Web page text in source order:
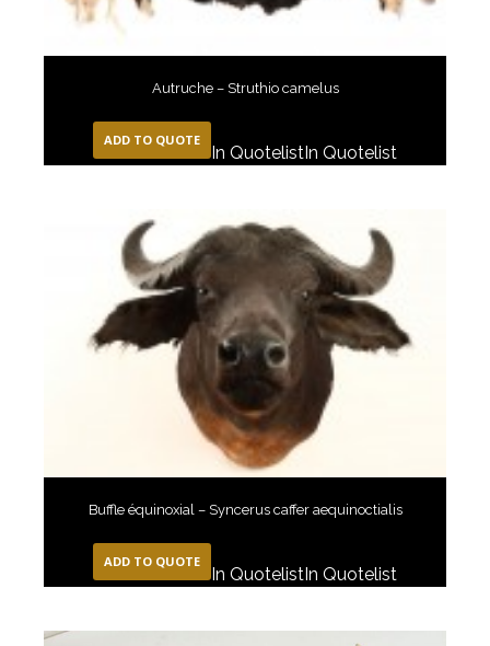
Autruche – Struthio camelus
ADD TO QUOTE
In QuotelistIn Quotelist
Buffle équinoxial – Syncerus caffer aequinoctialis
ADD TO QUOTE
In QuotelistIn Quotelist